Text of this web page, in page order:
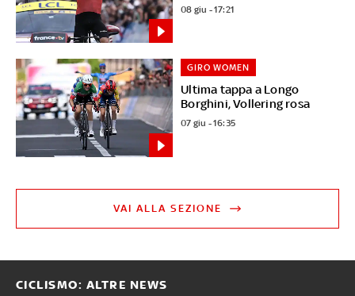
08 giu - 17:21
Ultima tappa a Longo
Borghini, Vollering rosa
GIRO WOMEN
07 giu - 16:35
VAI ALLA SEZIONE
CICLISMO: ALTRE NEWS